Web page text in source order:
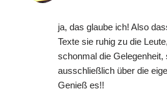
ja, das glaube ich! Also
Texte sie ruhig zu die
schonmal die
ausschließlich über die
Genieß es!!